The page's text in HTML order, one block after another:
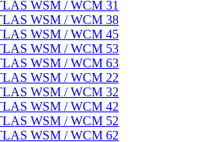
WSM / WCM 31
WSM / WCM 38
WSM / WCM 45
WSM / WCM 53
WSM / WCM 63
WSM / WCM 22
WSM / WCM 32
WSM / WCM 42
WSM / WCM 52
WSM / WCM 62